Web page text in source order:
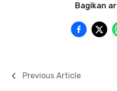
Bagikan
Previous Article